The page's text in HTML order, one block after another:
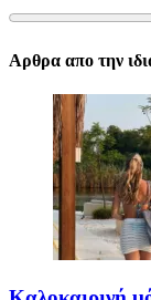
Αρθρα απο την